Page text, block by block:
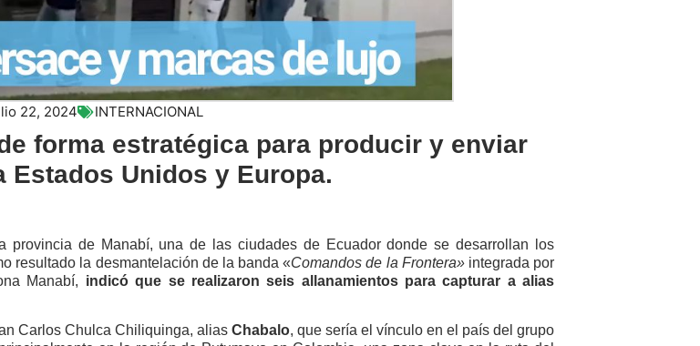
22, 2024 INTERNACIONAL
forma estratégica para producir y enviar
Estados Unidos y Europa.
provincia de Manabí, una de las ciudades de Ecuador donde se desarrollan los
resultado la desmantelación de la banda «Comandos de la Frontera» integrada por
Manabí, indicó que se realizaron seis allanamientos para capturar a alias
Carlos Chulca Chiliquinga, alias Chabalo, que sería el vínculo en el país del grupo